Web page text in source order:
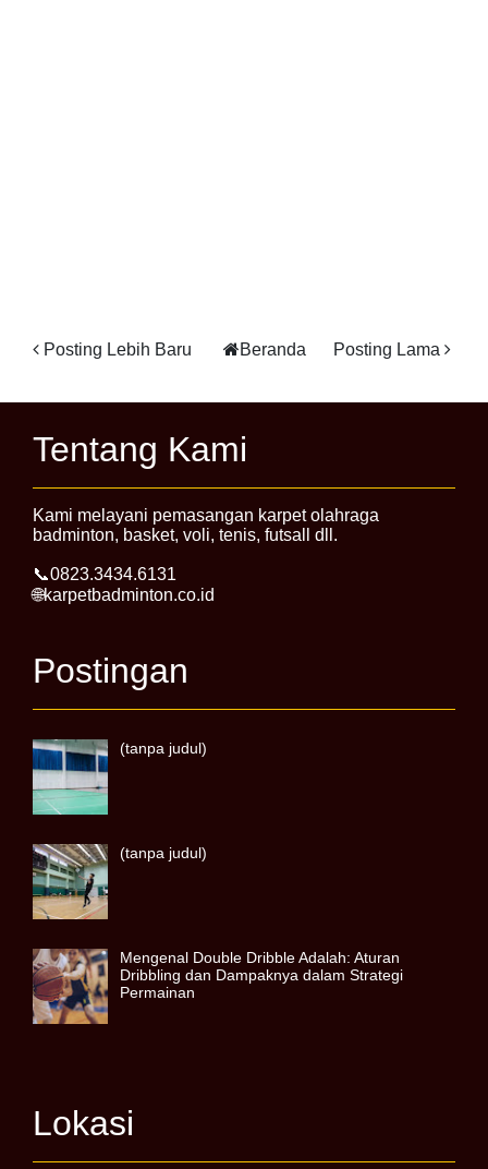
Posting Lebih Baru Posting Lama
Beranda
Tentang Kami
Kami melayani pemasangan karpet olahraga
badminton, basket, voli, tenis, futsall dll.
📞0823.3434.6131
🌐karpetbadminton.co.id
Postingan
(tanpa judul)
(tanpa judul)
Mengenal Double Dribble Adalah: Aturan
Dribbling dan Dampaknya dalam Strategi
Permainan
Lokasi